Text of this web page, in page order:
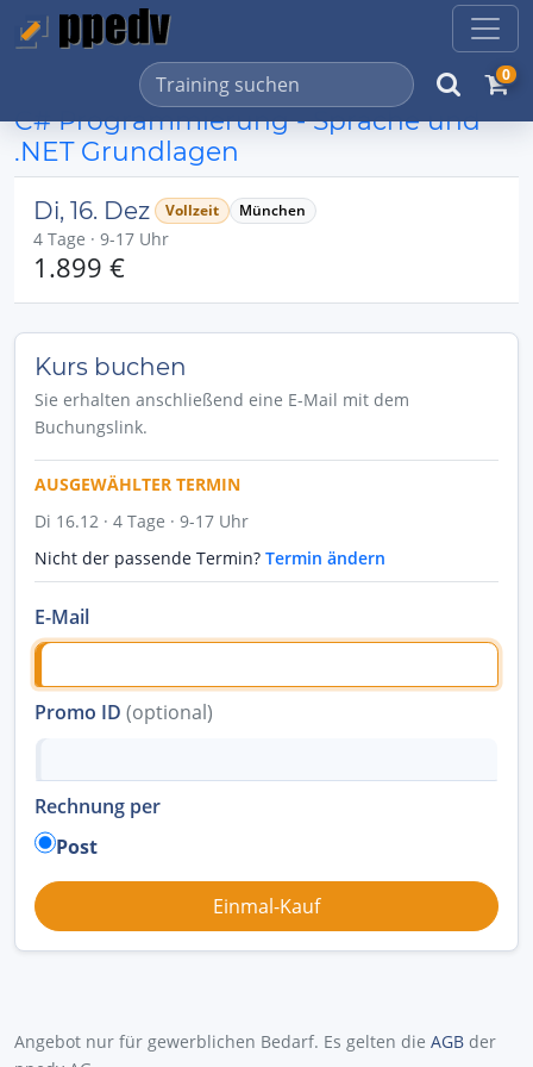
0
C# Programmierung - Sprache und
.NET Grundlagen
Di, 16. Dez Vollzeit München
4 Tage · 9-17 Uhr
1.899 €
Kurs buchen
Sie erhalten anschließend eine E-Mail mit dem
Buchungslink.
AUSGEWÄHLTER TERMIN
Di 16.12 · 4 Tage · 9-17 Uhr
Nicht der passende Termin? Termin ändern
E-Mail
Promo ID (optional)
Rechnung per
Post
Angebot nur für gewerblichen Bedarf. Es gelten die AGB der